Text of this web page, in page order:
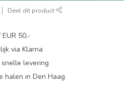
Deel dit product
50,-
via Klarna
levering
halen in Den Haag